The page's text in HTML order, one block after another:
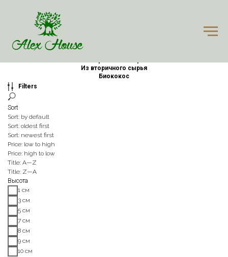
Из вторичного сырья
Биококос
Filters
Sort
Sort: by default
Sort: oldest first
Sort: newest first
Price: low to high
Price: high to low
Title: A—Z
Title: Z—A
Высота
1 см
3 см
5 см
7 см
8 см
9 см
10 см